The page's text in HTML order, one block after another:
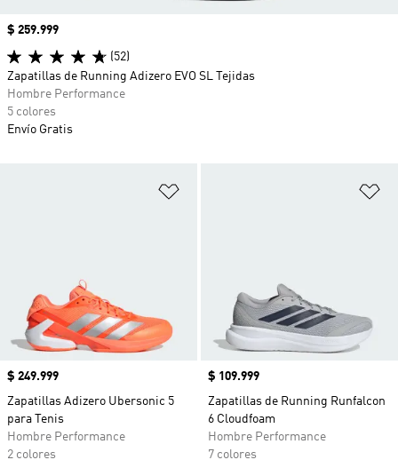
Precio
$ 249.999
Zapatillas Adizero Ubersonic 5
para Tenis
Hombre Performance
2 colores
Precio
$ 109.999
Zapatillas de Running Runfalcon
6 Cloudfoam
Hombre Performance
7 colores
Precio
$ 259.999
(52)
Zapatillas de Running Adizero EVO SL Tejidas
Hombre Performance
5 colores
Envío Gratis